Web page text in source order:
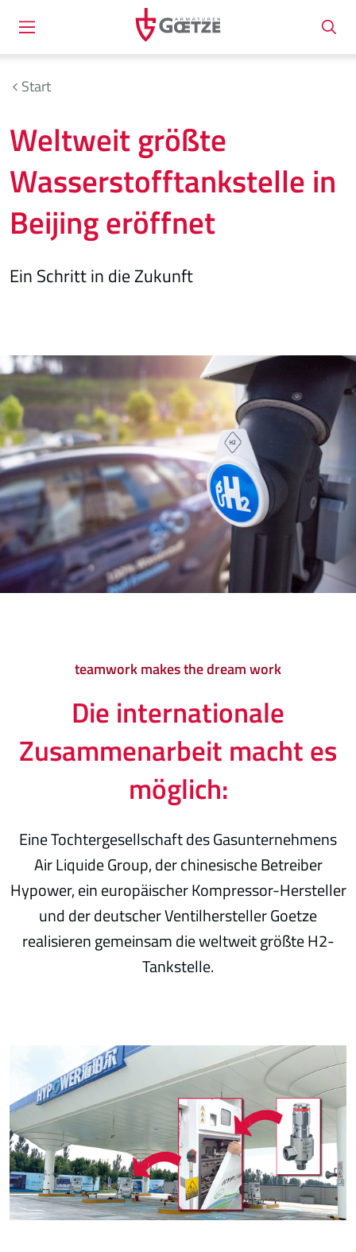
Start
Weltweit größte
Wasserstofftankstelle in
Beijing eröffnet
Ein Schritt in die Zukunft
teamwork makes the dream work
Die internationale
Zusammenarbeit macht es
möglich:
Eine Tochtergesellschaft des Gasunternehmens
Air Liquide Group, der chinesische Betreiber
Hypower, ein europäischer Kompressor-Hersteller
und der deutscher Ventilhersteller Goetze
realisieren gemeinsam die weltweit größte H2-
Tankstelle.